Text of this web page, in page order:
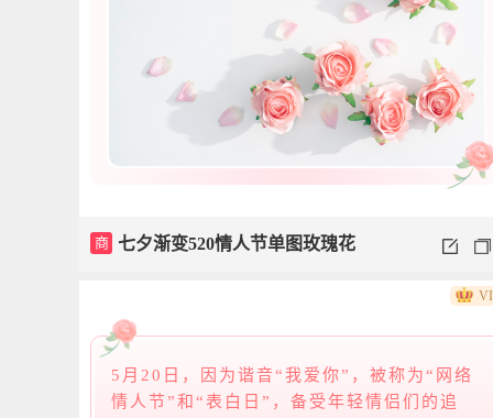
商 七夕渐变520情人节单图玫瑰花
5月20日，因为谐音“我爱你”，被称为“网络
情人节”和“表白日”，备受年轻情侣们的追